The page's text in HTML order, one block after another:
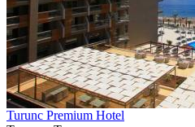
Turunc Premium Hotel